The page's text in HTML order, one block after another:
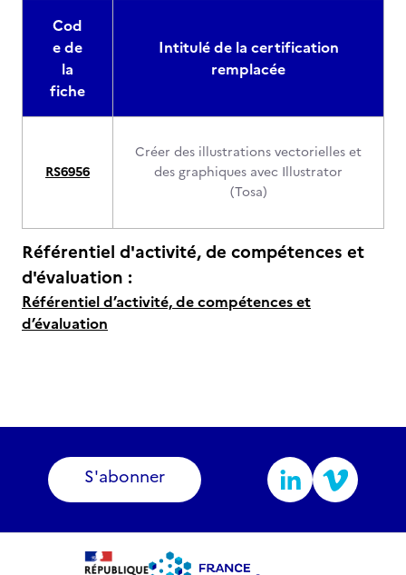
Cod
e de
la
fiche
Intitulé de la certification
remplacée
RS6956
Créer des illustrations vectorielles et
des graphiques avec Illustrator
(Tosa)
Référentiel d'activité, de compétences et
d'évaluation :
Référentiel d’activité, de compétences et
d’évaluation
S'abonner